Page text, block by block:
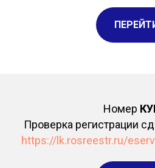
Номер
Проверка регистрации
https://lk.rosreestr.ru/